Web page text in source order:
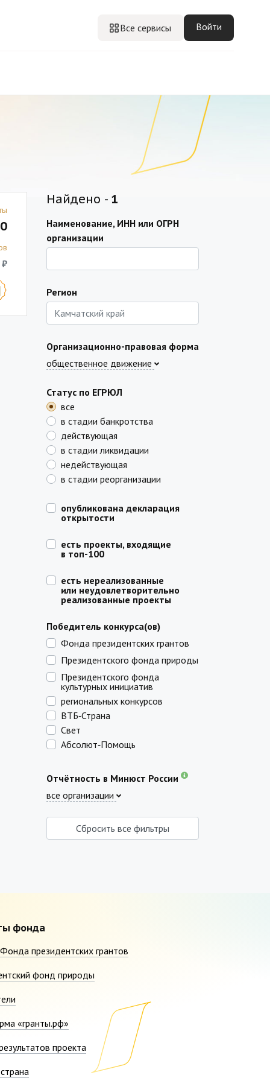
Все сервисы Войти
0
₽
Найдено - 1
Наименование, ИНН или ОГРН
организации
Регион
Организационно-правовая форма
общественное движение
Статус по ЕГРЮЛ
все
в стадии банкротства
действующая
в стадии ликвидации
недействующая
в стадии реорганизации
опубликована декларация
открытости
есть проекты, входящие
в топ-100
есть нереализованные
или неудовлетворительно
реализованные проекты
Победитель конкурса(ов)
Фонда президентских грантов
Президентского фонда природы
Президентского фонда
культурных инициатив
региональных конкурсов
ВТБ‑Страна
Свет
Абсолют‑Помощь
Отчётность в Минюст России
все организации
Сбросить все фильтры
фонда
президентских грантов
фонд природы
«гранты.рф»
проекта